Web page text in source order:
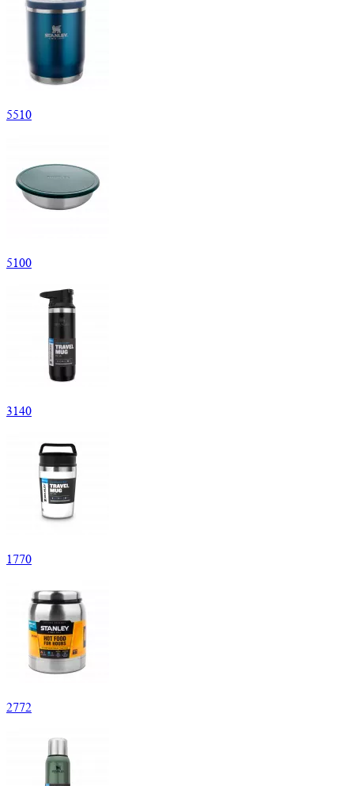
5510
5100
3140
1770
2772